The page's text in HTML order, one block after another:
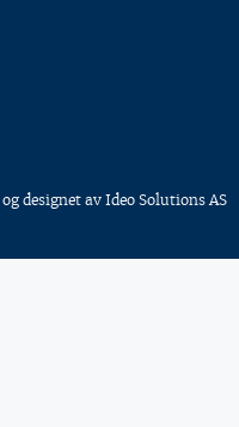
og designet av Ideo Solutions AS